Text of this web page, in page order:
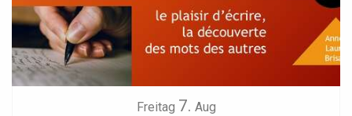
Freitag 7. Aug